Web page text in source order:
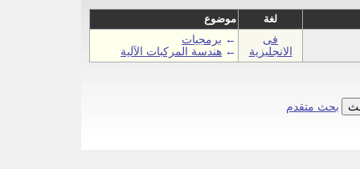
موضوع
لغة
← برمجيات
← هندسة المركبات الآلية
فى
الانجليزية
بحث متقدم